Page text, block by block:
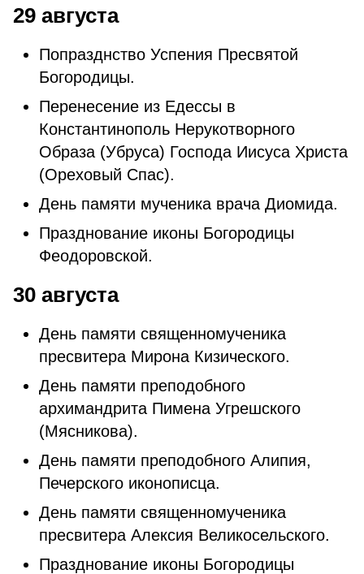
29 августа
Попразднство Успения Пресвятой
Богородицы.
Перенесение из Едессы в
Константинополь Нерукотворного
Образа (Убруса) Господа Иисуса Христа
(Ореховый Спас).
День памяти мученика врача Диомида.
Празднование иконы Богородицы
Феодоровской.
30 августа
День памяти священномученика
пресвитера Мирона Кизического.
День памяти преподобного
архимандрита Пимена Угрешского
(Мясникова).
День памяти преподобного Алипия,
Печерского иконописца.
День памяти священномученика
пресвитера Алексия Великосельского.
Празднование иконы Богородицы